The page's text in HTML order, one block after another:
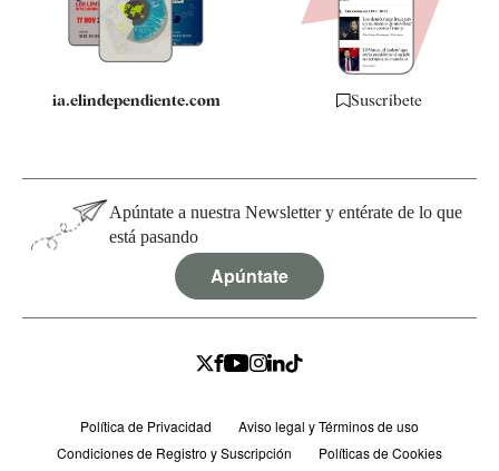
Especificaciones
ia.elindependiente.com Suscríbete
Apúntate a nuestra Newsletter y entérate de lo que
está pasando
Apúntate
Política de Privacidad
Aviso legal y Términos de uso
Condiciones de Registro y Suscripción
Políticas de Cookies